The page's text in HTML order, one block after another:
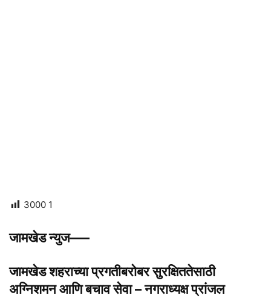
3000 1
जामखेड न्युज—–
जामखेड शहराच्या प्रगतीबरोबर सुरक्षिततेसाठी
अग्निशमन आणि बचाव सेवा – नगराध्यक्ष प्रांजल